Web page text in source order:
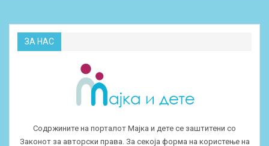
ЗА НАС
Содржините на порталот Мајка и дете се заштитени со
Законот за авторски права. За секоја форма на користење на